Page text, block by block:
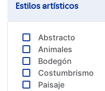
Estilos artísticos
Abstracto
Animales
Bodegón
Costumbrismo
Paisaje